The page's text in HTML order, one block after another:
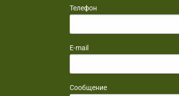
Телефон
E-mail
Сообщение